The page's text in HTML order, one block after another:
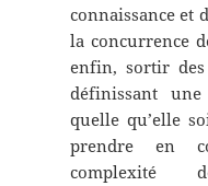
connaissance et
la concurrence
enfin, sortir
définissant
quelle qu’elle
prendre en
complexité